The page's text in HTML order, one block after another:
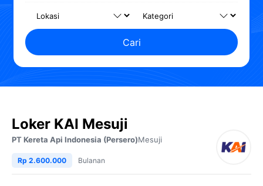
Cari
Loker KAI Mesuji
PT Kereta Api Indonesia (Persero)Mesuji
Rp 2.600.000 Bulanan